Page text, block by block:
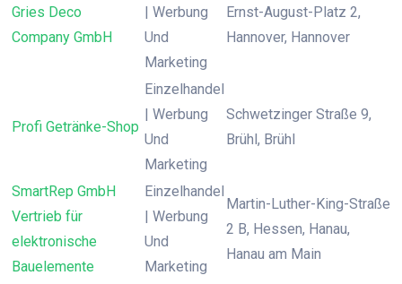
Gries Deco
Company GmbH
| Werbung
Und
Marketing
Ernst-August-Platz 2,
Hannover, Hannover
Profi Getränke-Shop
Einzelhandel
| Werbung
Und
Marketing
Schwetzinger Straße 9,
Brühl, Brühl
SmartRep GmbH
Vertrieb für
elektronische
Bauelemente
Einzelhandel
| Werbung
Und
Marketing
Martin-Luther-King-Straße
2 B, Hessen, Hanau,
Hanau am Main